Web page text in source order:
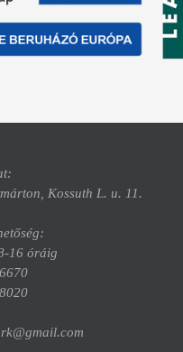
Kossuth L. u. 11.
16 óráig